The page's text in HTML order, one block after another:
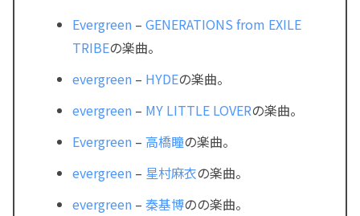
Evergreen – GENERATIONS from EXILE
TRIBEの楽曲。
evergreen – HYDEの楽曲。
evergreen – MY LITTLE LOVERの楽曲。
Evergreen – 高橋瞳の楽曲。
evergreen – 星村麻衣の楽曲。
evergreen – 秦基博のの楽曲。